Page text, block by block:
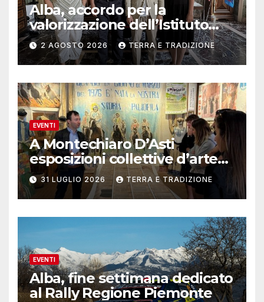
Alba, accordo per la
valorizzazione dell’Istituto
musicale Rocca
2 AGOSTO 2026 TERRA E TRADIZIONE
EVENTI
A Montechiaro D’Asti
esposizioni collettive d’arte
contemporanea
31 LUGLIO 2026 TERRA E TRADIZIONE
EVENTI
Alba, fine settimana dedicato
al Rally Regione Piemonte